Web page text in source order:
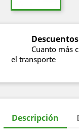
Cuanto más
el transporte
Descripción